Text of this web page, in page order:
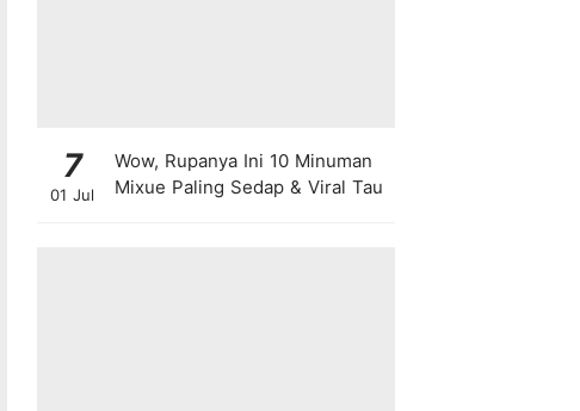
7
01 Jul
Wow, Rupanya Ini 10 Minuman
Mixue Paling Sedap & Viral Tau